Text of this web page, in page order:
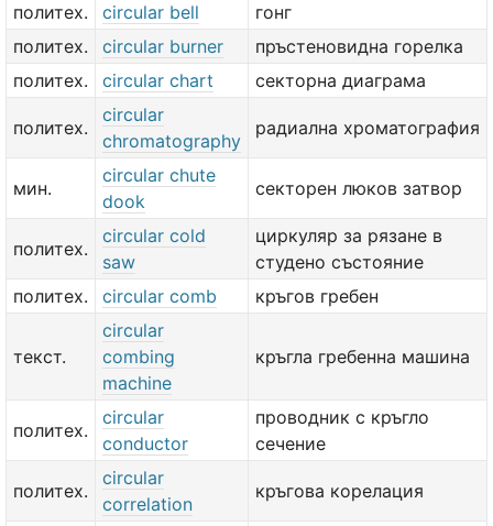
политех.
circular bell
гонг
политех.
circular burner
пръстеновидна горелка
политех.
circular chart секторна диаграма
политех.
circular
chromatography
радиална хроматография
мин.
circular chute
dook
секторен люков затвор
политех.
circular cold
saw
циркуляр за рязане в
студено състояние
политех.
circular comb кръгов гребен
текст.
circular
combing
machine
кръгла гребенна машина
политех.
circular
conductor
проводник с кръгло
сечение
политех.
circular
correlation
кръгова корелация